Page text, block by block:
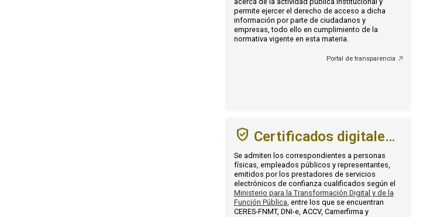
permite ejercer el derecho de acceso a dicha
información por parte de ciudadanos y
empresas, todo ello en cumplimiento de la
normativa vigente en esta materia.
Portal de transparencia
Certificados digitales admitidos
Se admiten los correspondientes a personas
físicas, empleados públicos y representantes,
emitidos por los prestadores de servicios
electrónicos de confianza cualificados según el
Ministerio para la Transformación Digital y de la
Función Pública , entre los que se encuentran
CERES-FNMT, DNI-e, ACCV, Camerfirma y